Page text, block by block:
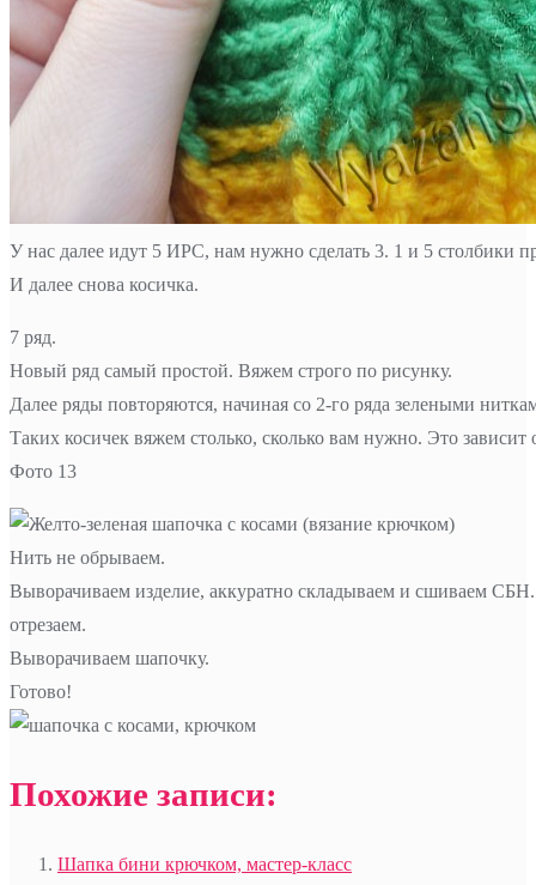
У нас далее идут 5 ИРС, нам нужно сделать 3. 1 и 5 столбики
И далее снова косичка.
7 ряд.
Новый ряд самый простой. Вяжем строго по рисунку.
Далее ряды повторяются, начиная со 2-го ряда зелеными
Таких косичек вяжем столько, сколько вам нужно. Это зависит
Фото 13
Нить не обрываем.
Выворачиваем изделие, аккуратно складываем и сшиваем
отрезаем.
Выворачиваем шапочку.
Готово!
Похожие записи:
Шапка бини крючком, мастер-класс